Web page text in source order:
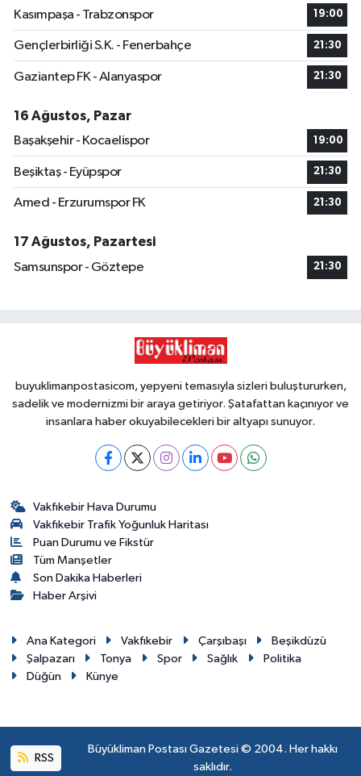
Kasımpaşa - Trabzonspor 19:00
Gençlerbirliği S.K. - Fenerbahçe 21:30
Gaziantep FK - Alanyaspor 21:30
16 Ağustos, Pazar
Başakşehir - Kocaelispor
19:00
Beşiktaş - Eyüpspor 21:30
Amed - Erzurumspor FK 21:30
17 Ağustos, Pazartesi
Samsunspor - Göztepe
21:30
buyuklimanpostasicom, yepyeni temasıyla sizleri buluştururken,
sadelik ve modernizmi bir araya getiriyor. Şatafattan kaçınıyor ve
insanlara haber okuyabilecekleri bir altyapı sunuyor.
Vakfıkebir Hava Durumu
Vakfıkebir Trafik Yoğunluk Haritası
Puan Durumu ve Fikstür
Tüm Manşetler
Son Dakika Haberleri
Haber Arşivi
Ana Kategori Vakfıkebir Çarşıbaşı
Beşikdüzü
Şalpazarı
Tonya Spor Sağlık
Politika
Düğün
Künye
RSS
Büyükliman Postası Gazetesi © 2004. Her hakkı
saklıdır.